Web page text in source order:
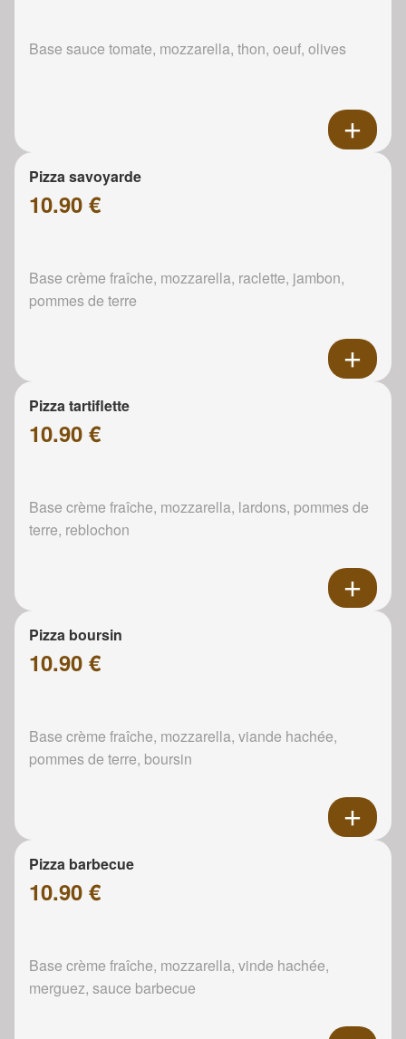
Base sauce tomate, mozzarella, thon, oeuf, olives
Pizza savoyarde
10.90 €
Base crème fraîche, mozzarella, raclette, jambon,
pommes de terre
Pizza tartiflette
10.90 €
Base crème fraîche, mozzarella, lardons, pommes de
terre, reblochon
Pizza boursin
10.90 €
Base crème fraîche, mozzarella, viande hachée,
pommes de terre, boursin
Pizza barbecue
10.90 €
Base crème fraîche, mozzarella, vinde hachée,
merguez, sauce barbecue